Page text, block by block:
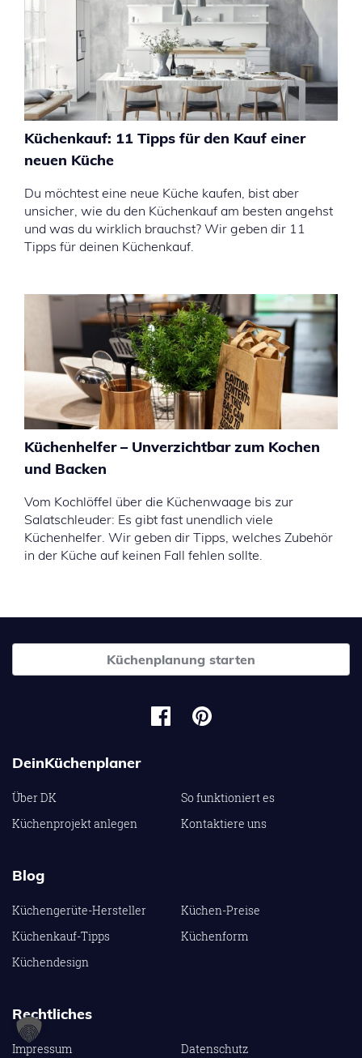
Küchenkauf: 11 Tipps für den Kauf einer
neuen Küche
Du möchtest eine neue Küche kaufen, bist aber
unsicher, wie du den Küchenkauf am besten angehst
und was du wirklich brauchst? Wir geben dir 11
Tipps für deinen Küchenkauf.
Küchenhelfer – Unverzichtbar zum Kochen
und Backen
Vom Kochlöffel über die Küchenwaage bis zur
Salatschleuder: Es gibt fast unendlich viele
Küchenhelfer. Wir geben dir Tipps, welches Zubehör
in der Küche auf keinen Fall fehlen sollte.
Küchenplanung starten
DeinKüchenplaner
Über DK
So funktioniert es
Küchenprojekt anlegen
Kontaktiere uns
Blog
Küchengerüte-Hersteller
Küchen-Preise
Küchenkauf-Tipps
Küchenform
Küchendesign
Rechtliches
Impressum Datenschutz